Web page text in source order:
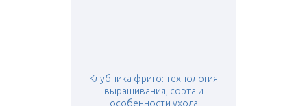
Клубника фриго: технология
выращивания, сорта и
особенности ухода